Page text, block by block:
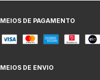
MEIOS DE PAGAMENTO
MEIOS DE ENVIO